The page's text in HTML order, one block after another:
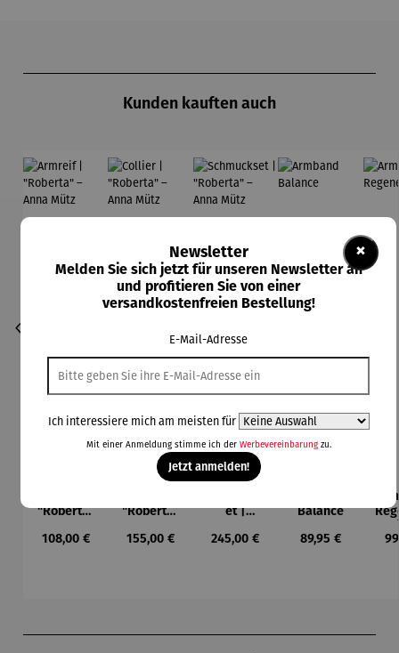
Kunden kauften auch
"Roberta"
Mütz
Regulärer Preis:
108,00 €
"Roberta"
Mütz
Regulärer Preis:
155,00 €
et |
– Anna
Regulärer Preis:
245,00 €
Balance
Regulärer Preis:
89,95 €
×
Newsletter
Melden Sie sich jetzt für unseren Newsletter an
und profitieren Sie von einer
versandkostenfreien Bestellung!
E-Mail-Adresse
Ich interessiere mich am meisten für
Mit einer Anmeldung stimme ich der Werbevereinbarungzu.
Jetzt anmelden!